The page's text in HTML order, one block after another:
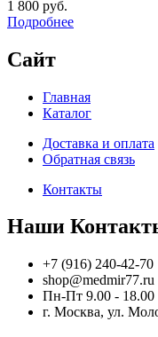
1 800 руб.
Подробнее
Сайт
Главная
Каталог
Доставка и оплата
Обратная связь
Контакты
Наши
+7 (916) 240-42-70
shop@medmir77.ru
Пн-Пт 9.00 - 18.00
г. Москва, ул.